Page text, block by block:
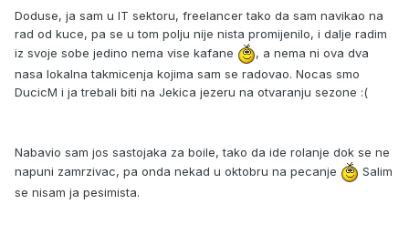
Doduse, ja sam u IT sektoru, freelancer tako da sam navikao na
rad od kuce, pa se u tom polju nije nista promijenilo, i dalje radim
iz svoje sobe jedino nema vise kafane
, a nema ni ova dva
nasa lokalna takmicenja kojima sam se radovao. Nocas smo
DucicM i ja trebali biti na Jekica jezeru na otvaranju sezone :(
Nabavio sam jos sastojaka za boile, tako da ide rolanje dok se ne
napuni zamrzivac, pa onda nekad u oktobru na pecanje
Salim
se nisam ja pesimista.